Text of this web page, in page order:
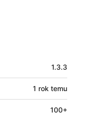
1.3.3
1 rok temu
100+